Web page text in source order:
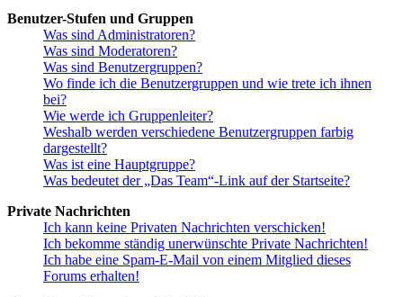
Benutzer-Stufen und Gruppen
Was sind Administratoren?
Was sind Moderatoren?
Was sind Benutzergruppen?
Wo finde ich die Benutzergruppen und wie trete ich ihnen
bei?
Wie werde ich Gruppenleiter?
Weshalb werden verschiedene Benutzergruppen farbig
dargestellt?
Was ist eine Hauptgruppe?
Was bedeutet der „Das Team“-Link auf der Startseite?
Private Nachrichten
Ich kann keine Privaten Nachrichten verschicken!
Ich bekomme ständig unerwünschte Private Nachrichten!
Ich habe eine Spam-E-Mail von einem Mitglied dieses
Forums erhalten!